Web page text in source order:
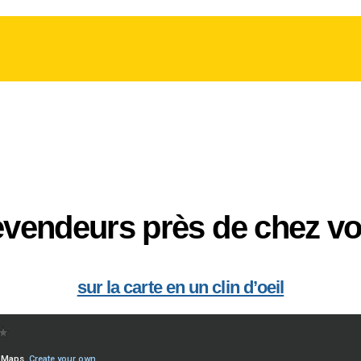
près de chez
sur la carte en un clin d’oeil